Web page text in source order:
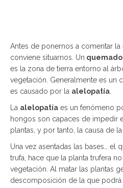
Antes de ponernos a comentar
conviene situarnos. Un
es la zona de tierra entorno al
vegetación. Generalmente es
es causado por la alelopatía
La alelopatía es un fenómeno
hongos son capaces de impedir
plantas, y por tanto, la causa de la
Una vez asentadas las bases… el
trufa, hace que la planta trufera
vegetación. Al matar las plantas
descomposición de la que podrá